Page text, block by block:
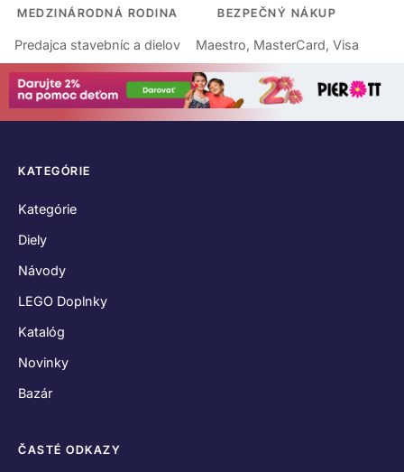
MEDZINÁRODNÁ RODINA
Predajca stavebníc a dielov
BEZPEČNÝ NÁKUP
Maestro, MasterCard, Visa
KATEGÓRIE
Kategórie
Diely
Návody
LEGO Doplnky
Katalóg
Novinky
Bazár
ČASTÉ ODKAZY